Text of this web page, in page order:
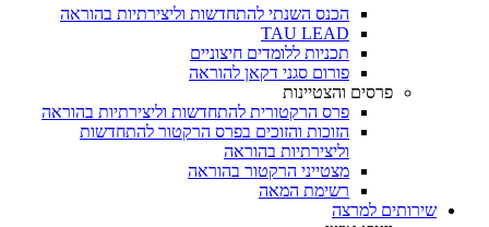
הכנס השנתי להתחדשות וליצירתיות בהוראה
TAU LEAD
תכניות ללומדים חיצוניים
פורום סגני דקאן להוראה
פרסים והצטיינות
פרס הרקטורית להתחדשות וליצירתיות בהוראה
הזוכות והזוכים בפרס הרקטור להתחדשות
וליצירתיות בהוראה
מצטייני הרקטור בהוראה
רשימת המאה
שירותים למרצה